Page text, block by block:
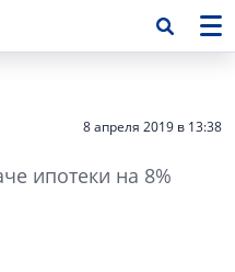
8 апреля 2019 в 13:38
ипотеки на 8%